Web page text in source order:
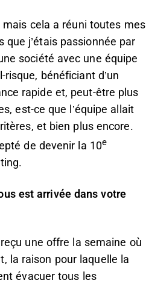
mais cela a réuni toutes mes
j’étais passionnée par
société avec une équipe
bénéficiant d’un
rapide et, peut-être plus
est-ce que l’équipe allait
et bien plus encore.
de devenir la 10e
est arrivée dans votre
une offre la semaine où
la raison pour laquelle la
évacuer tous les